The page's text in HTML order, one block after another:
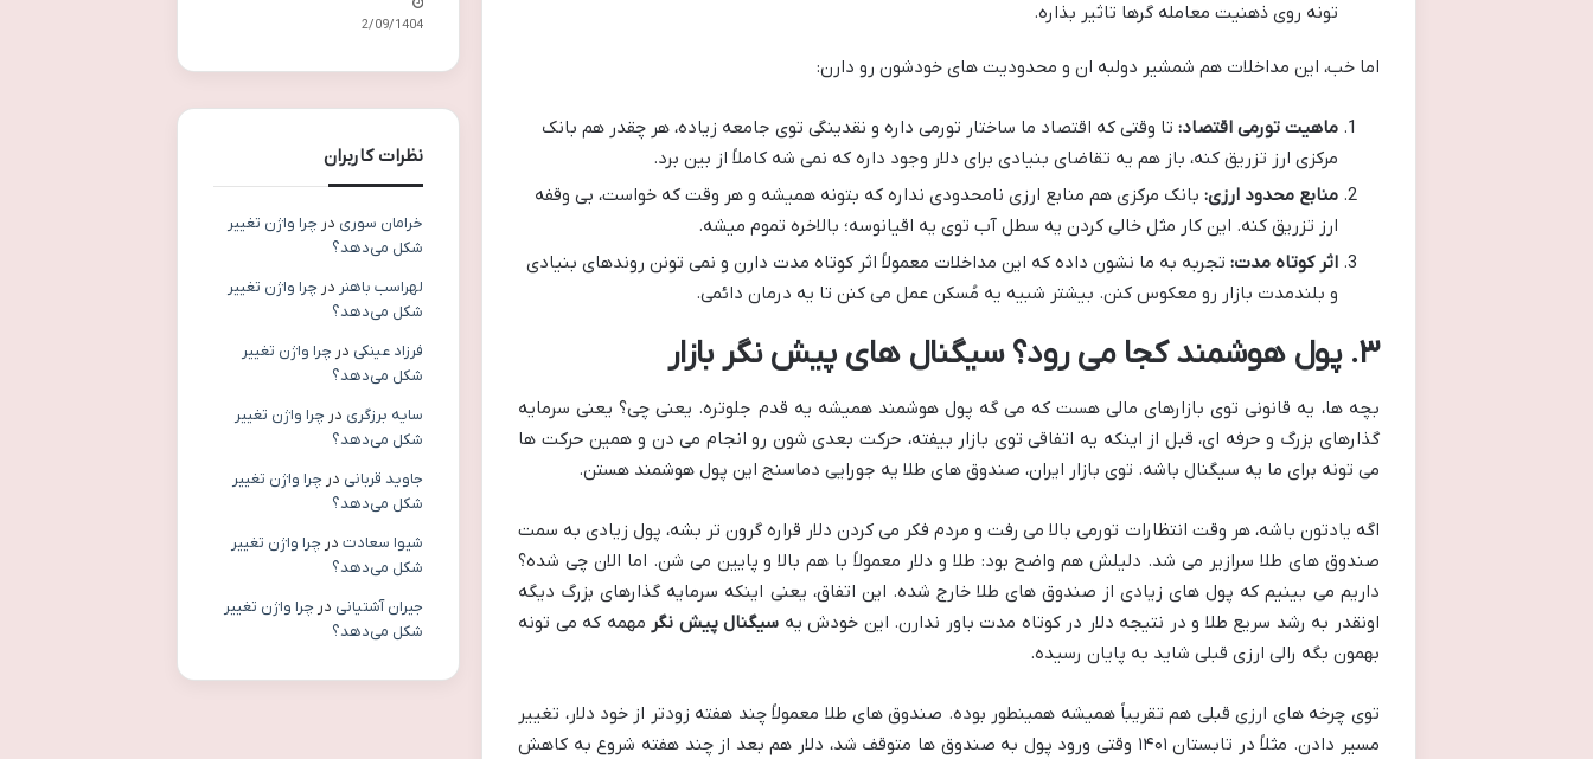
تونه روی ذهنیت معامله گرها تاثیر بذاره.
اما خب، این مداخلات هم شمشیر دولبه ان و محدودیت های خودشون رو دارن:
ماهیت تورمی اقتصاد: تا وقتی که اقتصاد ما ساختار تورمی داره و نقدینگی توی جامعه زیاده، هر چقدر هم بانک
مرکزی ارز تزریق کنه، باز هم یه تقاضای بنیادی برای دلار وجود داره که نمی شه کاملاً از بین برد.
منابع محدود ارزی: بانک مرکزی هم منابع ارزی نامحدودی نداره که بتونه همیشه و هر وقت که خواست، بی وقفه
ارز تزریق کنه. این کار مثل خالی کردن یه سطل آب توی یه اقیانوسه؛ بالاخره تموم میشه.
اثر کوتاه مدت: تجربه به ما نشون داده که این مداخلات معمولاً اثر کوتاه مدت دارن و نمی تونن روندهای بنیادی
و بلندمدت بازار رو معکوس کنن. بیشتر شبیه یه مُسکن عمل می کنن تا یه درمان دائمی.
۳. پول هوشمند کجا می رود؟ سیگنال های پیش نگر بازار
بچه ها، یه قانونی توی بازارهای مالی هست که می گه پول هوشمند همیشه یه قدم جلوتره. یعنی چی؟ یعنی سرمایه
گذارهای بزرگ و حرفه ای، قبل از اینکه یه اتفاقی توی بازار بیفته، حرکت بعدی شون رو انجام می دن و همین حرکت ها
می تونه برای ما یه سیگنال باشه. توی بازار ایران، صندوق های طلا یه جورایی دماسنج این پول هوشمند هستن.
اگه یادتون باشه، هر وقت انتظارات تورمی بالا می رفت و مردم فکر می کردن دلار قراره گرون تر بشه، پول زیادی به سمت
صندوق های طلا سرازیر می شد. دلیلش هم واضح بود: طلا و دلار معمولاً با هم بالا و پایین می شن. اما الان چی شده؟
داریم می بینیم که پول های زیادی از صندوق های طلا خارج شده. این اتفاق، یعنی اینکه سرمایه گذارهای بزرگ دیگه
اونقدر به رشد سریع طلا و در نتیجه دلار در کوتاه مدت باور ندارن. این خودش یه سیگنال پیش نگر مهمه که می تونه
بهمون بگه رالی ارزی قبلی شاید به پایان رسیده.
توی چرخه های ارزی قبلی هم تقریباً همیشه همینطور بوده. صندوق های طلا معمولاً چند هفته زودتر از خود دلار، تغییر
مسیر دادن. مثلاً در تابستان ۱۴۰۱ وقتی ورود پول به صندوق ها متوقف شد، دلار هم بعد از چند هفته شروع به کاهش
22/09/1404
نظرات کاربران
خرامان سوری در چرا واژن تغییر
شکل می‌دهد؟
لهراسب باهنر در چرا واژن تغییر
شکل می‌دهد؟
فرزاد عینکی در چرا واژن تغییر
شکل می‌دهد؟
سایه برزگری در چرا واژن تغییر
شکل می‌دهد؟
جاوید قربانی در چرا واژن تغییر
شکل می‌دهد؟
شیوا سعادتدر چرا واژن تغییر
شکل می‌دهد؟
جیران آشتیانی در چرا واژن تغییر
شکل می‌دهد؟